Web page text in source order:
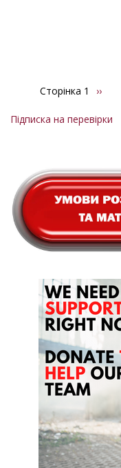
Розбивка
сторінки
Сторінка 1 ››
Підписка на перевірки